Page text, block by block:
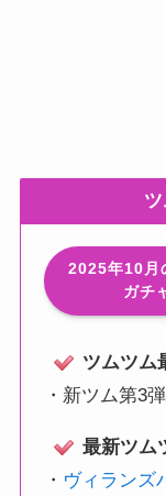
2025年10月
ガチ
ツムツム
・ 新ツム第3
最新ツム
・ ヴィランズ